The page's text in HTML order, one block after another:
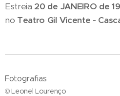
Estreia 20 de JANEIRO de
no Teatro Gil Vicente -
Fotografias
© Leonel Lourenço